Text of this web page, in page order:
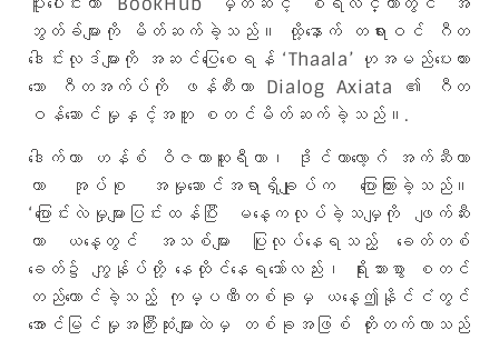
ဘွတ်ခ်များကို မိတ်ဆက်ခဲ့သည်။ ထို့နောက် တရားဝင် ဂီတ
ဒေါင်းလုဒ်များကို အဆင်ပြေစေရန် ‘Thaala’ ဟုအမည်ပေးထား
သော ဂီတအက်ပ်ကို ဖန်တီးကာ Dialog Axiata ၏ ဂီတ
ဝန်ဆောင်မှုနှင့်အတူ စတင်မိတ်ဆက်ခဲ့သည်။.
ဒေါက်တာ ဟန်စ် ဝိဇယာဆူရီယာ၊ ဒိုင်ယာလော့ဂ် အက်ဆီယာ
တာ အုပ်စု အမှုဆောင်အရာရှိချုပ်က ပြောကြားခဲ့သည်။
‘ပြောင်းလဲမှုများပြင်းထန်ပြီး မနေ့ကလုပ်ခဲ့သမျှကို ဖျက်ဆီး
ကာ ယနေ့တွင် အသစ်များ ပြုလုပ်နေရသည့် ခေတ်တစ်
ခေတ်၌ ကျွန်ုပ်တို့ နေထိုင်နေရသော်လည်း၊ ရိုးသားစွာ စတင်
တည်ထောင်ခဲ့သည့် ကုမ္ပဏီတစ်ခုမှ ယနေ့ဤနိုင်ငံတွင်
အောင်မြင်မှုအကြီးဆုံးများထဲမှ တစ်ခုအဖြစ် တိုးတက်လာသည်